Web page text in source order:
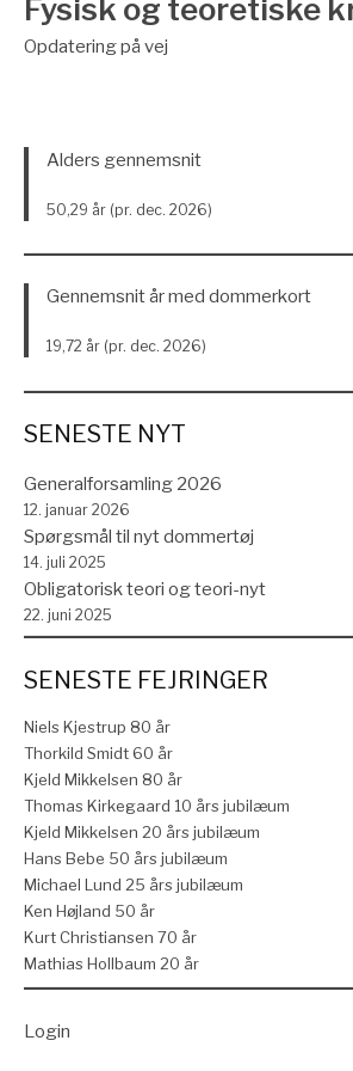
Fysisk og teoretiske
Opdatering på vej
Alders gennemsnit
50,29 år (pr. dec. 2026)
Gennemsnit år med dommerkort
19,72 år (pr. dec. 2026)
SENESTE NYT
Generalforsamling 2026
12. januar 2026
Spørgsmål til nyt dommertøj
14. juli 2025
Obligatorisk teori og teori-nyt
22. juni 2025
SENESTE FEJRINGER
Niels Kjestrup 80 år
Thorkild Smidt 60 år
Kjeld Mikkelsen 80 år
Thomas Kirkegaard 10 års jubilæum
Kjeld Mikkelsen 20 års jubilæum
Hans Bebe 50 års jubilæum
Michael Lund 25 års jubilæum
Ken Højland 50 år
Kurt Christiansen 70 år
Mathias Hollbaum 20 år
Login